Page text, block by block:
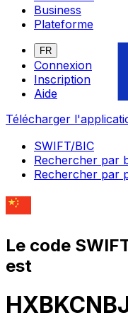
Business
Plateforme
FR
Connexion
Inscription
Aide
Télécharger
SWIFT/BIC
Rechercher par
Rechercher par
Le code
est